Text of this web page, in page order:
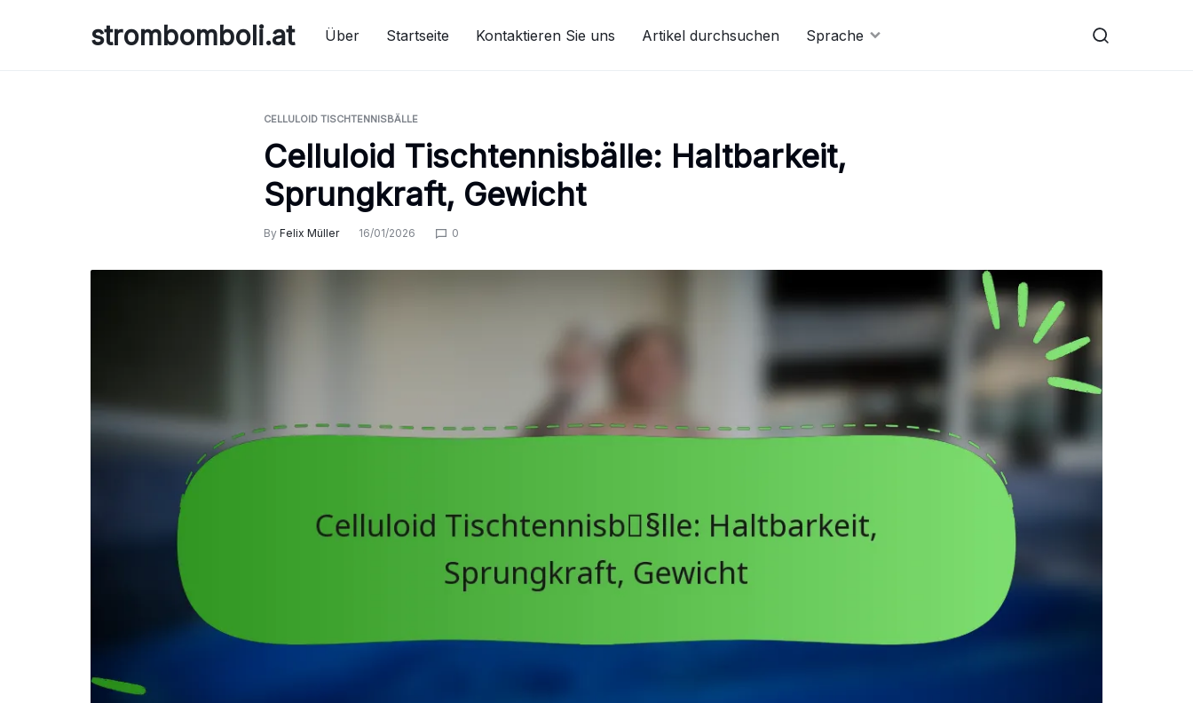
strombomboli.at Über Startseite Kontaktieren Sie uns Artikel durchsuchen Sprache
CELLULOID TISCHTENNISBÄLLE
Celluloid Tischtennisbälle: Haltbarkeit,
Sprungkraft, Gewicht
By Felix Müller 16/01/2026 0